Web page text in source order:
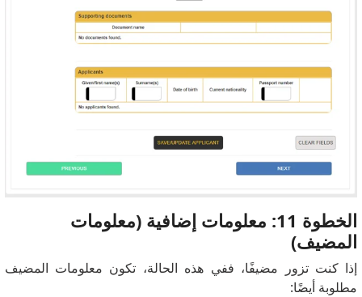
الخطوة 11: معلومات إضافية (معلومات
المضيف)
إذا كنت تزور مضيفًا، ففي هذه الحالة، تكون معلومات المضيف
مطلوبة أيضًا: